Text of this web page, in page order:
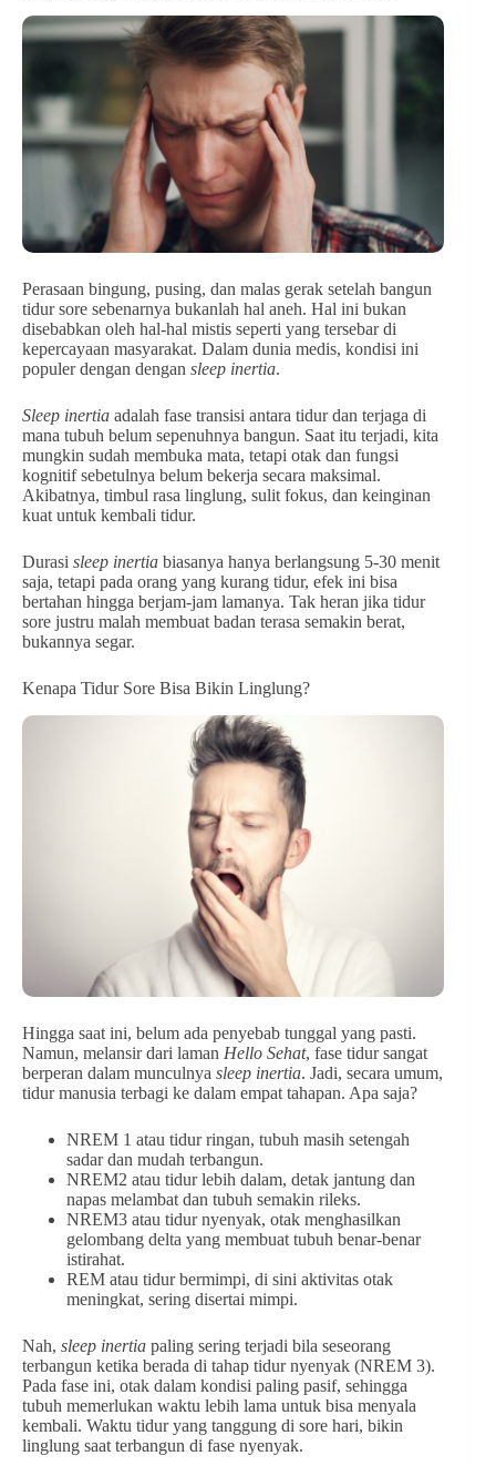
Perasaan bingung, pusing, dan malas gerak setelah bangun
tidur sore sebenarnya bukanlah hal aneh. Hal ini bukan
disebabkan oleh hal-hal mistis seperti yang tersebar di
kepercayaan masyarakat. Dalam dunia medis, kondisi ini
populer dengan dengan sleep inertia.
Sleep inertia adalah fase transisi antara tidur dan terjaga di
mana tubuh belum sepenuhnya bangun. Saat itu terjadi, kita
mungkin sudah membuka mata, tetapi otak dan fungsi
kognitif sebetulnya belum bekerja secara maksimal.
Akibatnya, timbul rasa linglung, sulit fokus, dan keinginan
kuat untuk kembali tidur.
Durasi sleep inertia biasanya hanya berlangsung 5-30 menit
saja, tetapi pada orang yang kurang tidur, efek ini bisa
bertahan hingga berjam-jam lamanya. Tak heran jika tidur
sore justru malah membuat badan terasa semakin berat,
bukannya segar.
Kenapa Tidur Sore Bisa Bikin Linglung?
Hingga saat ini, belum ada penyebab tunggal yang pasti.
Namun, melansir dari laman Hello Sehat, fase tidur sangat
berperan dalam munculnya sleep inertia. Jadi, secara umum,
tidur manusia terbagi ke dalam empat tahapan. Apa saja?
NREM 1 atau tidur ringan, tubuh masih setengah
sadar dan mudah terbangun.
NREM2 atau tidur lebih dalam, detak jantung dan
napas melambat dan tubuh semakin rileks.
NREM3 atau tidur nyenyak, otak menghasilkan
gelombang delta yang membuat tubuh benar-benar
istirahat.
REM atau tidur bermimpi, di sini aktivitas otak
meningkat, sering disertai mimpi.
Nah, sleep inertia paling sering terjadi bila seseorang
terbangun ketika berada di tahap tidur nyenyak (NREM 3).
Pada fase ini, otak dalam kondisi paling pasif, sehingga
tubuh memerlukan waktu lebih lama untuk bisa menyala
kembali. Waktu tidur yang tanggung di sore hari, bikin
linglung saat terbangun di fase nyenyak.